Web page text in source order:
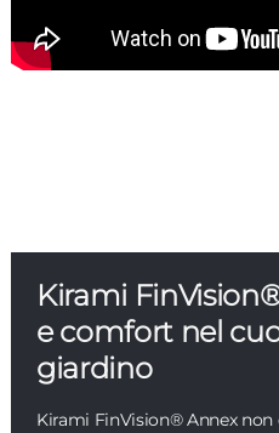
Kirami
e comfort nel
giardino
Kirami FinVision® Annex non